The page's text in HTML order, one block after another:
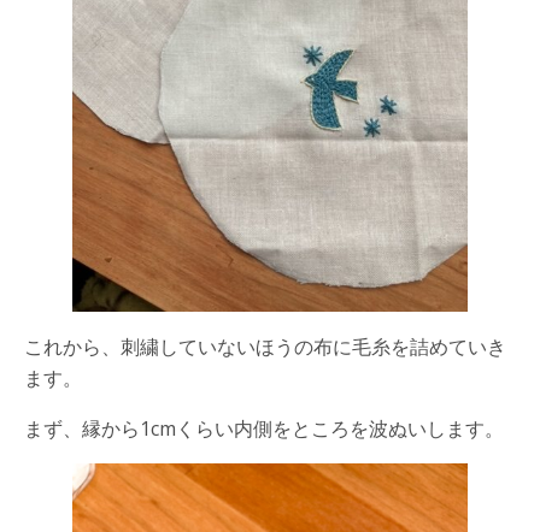
これから、刺繍していないほうの布に毛糸を詰めていき
ます。
まず、縁から1cmくらい内側をところを波ぬいします。